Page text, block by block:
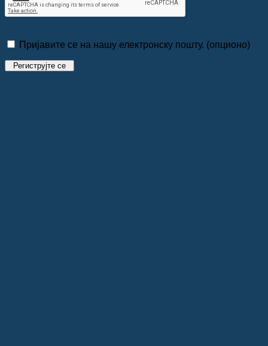
Пријавите се на нашу електронску пошту. (опционо)
Региструјте се